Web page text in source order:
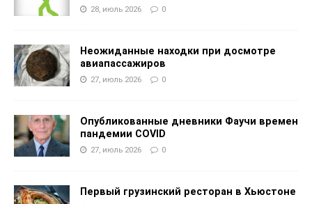
28, июль 2026 0
Неожиданные находки при досмотре
авиапассажиров
27, июль 2026 0
Опубликованные дневники Фаучи времен
пандемии COVID
27, июль 2026 0
Первый грузинский ресторан в Хьюстоне